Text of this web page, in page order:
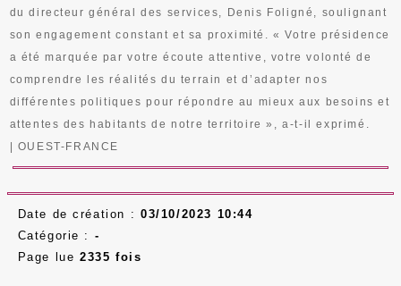
du directeur général des services, Denis Foligné, soulignant
son engagement constant et sa proximité. « Votre présidence
a été marquée par votre écoute attentive, votre volonté de
comprendre les réalités du terrain et d’adapter nos
différentes politiques pour répondre au mieux aux besoins et
attentes des habitants de notre territoire », a-t-il exprimé.
OUEST-FRANCE
Date de création : 03/10/2023 10:44
Catégorie : -
Page lue 2335 fois